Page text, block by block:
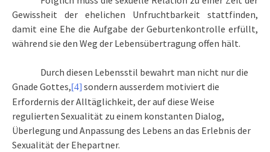
Gewissheit der ehelichen Unfruchtbarkeit stattfinden,
damit eine Ehe die Aufgabe der Geburtenkontrolle erfüllt,
während sie den Weg der Lebensübertragung offen hält.
Durch diesen Lebensstil bewahrt man nicht nur die
Gnade Gottes,[4]sondern ausserdem motiviert die
Erfordernis der Alltäglichkeit, der auf diese Weise
regulierten Sexualität zu einem konstanten Dialog,
Überlegung und Anpassung des Lebens an das Erlebnis der
Sexualität der Ehepartner.